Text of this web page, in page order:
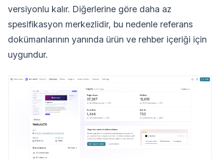
versiyonlu kalır. Diğerlerine göre daha az
spesifikasyon merkezlidir, bu nedenle referans
dokümanlarının yanında ürün ve rehber içeriği için
uygundur.